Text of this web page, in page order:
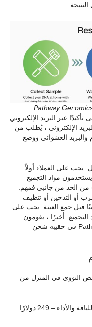
عبر البريد الإلكتروني
الإلكتروني ، يُطلب من
والبريد العشوائي ووضع
يجب على العملاء أولاً
مواد التجميع
مسحتين سريعتين (45 ثانية) من الخد من جانبي فمهم.
أو التدخين أو تنظيف
لمدة 30 دقيقة تقريبًا قبل جمع العينة. يجب على
أخيرًا ، يقومون
بشحن العينات إلى مختبر Pathway Genomics في حقيبة شحن
النووي في المنزل من
اختبار الحمض النووي للتغذية واللياقة والأداء – 249 دولارًا